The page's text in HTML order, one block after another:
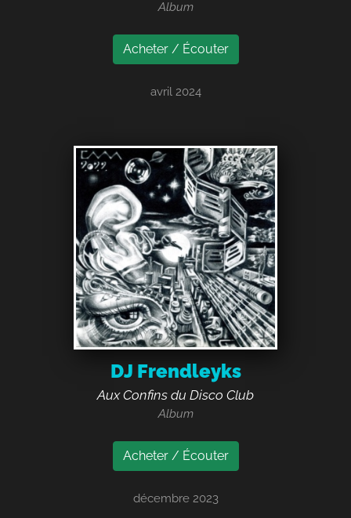
Album
Acheter / Écouter
avril 2024
DJ Frendleyks
Aux Confins du Disco Club
Album
Acheter / Écouter
décembre 2023